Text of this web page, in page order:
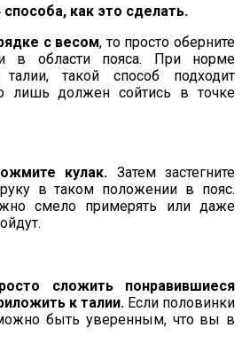
как это сделать.
с весом, то просто оберните
в области пояса. При норме
такой способ подходит
лишь должен сойтись в точке
кулак. Затем застегните
в таком положении в пояс.
смело примерять или даже
сложить понравившиеся
к талии. Если половинки
быть уверенным, что вы в